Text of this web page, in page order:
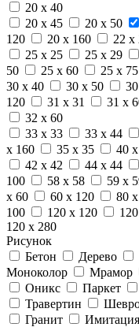
20 x 40
20 x 45
20 x 50
120
20 x 160 22 x
25 x 25
25 x 29
50
25 x 60 25 x 75
30 x 40
30 x 50
120
31 x 31 31 x
32 x 60
33 x 33
33 x 44
x 160
35 x 35 40
42 x 42
44 x 44
100
58 x 58 59 x
x 60
60 x 120 80
100
120 x 120
120 x 280
Рисунок
Бетон
Дерево
Моноколор
Мрамор
Оникс
Паркет
Травертин
Гранит